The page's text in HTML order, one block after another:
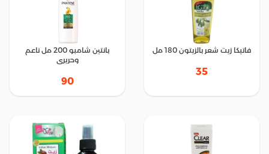
فاتيكا زيت شعر بالزيتون 180 مل
35
بانتين شامبو 200 مل ناعم
وحريرى
90